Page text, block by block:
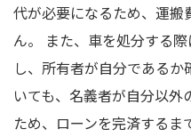
代が必要になるため、運
ん。 また、車を処分する
し、所有者が自分である
いても、名義者が自分以
ため、ローンを完済する